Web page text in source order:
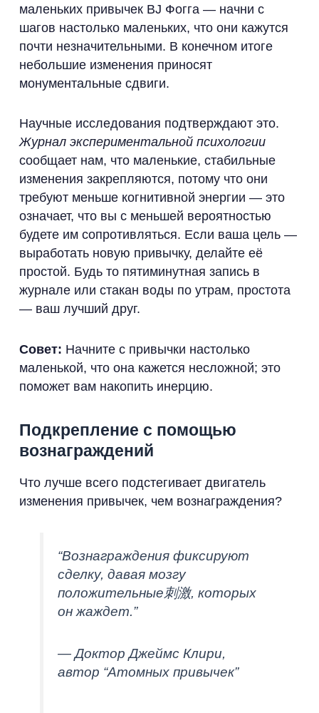
маленьких привычек BJ Фогга — начни с
шагов настолько маленьких, что они кажутся
почти незначительными. В конечном итоге
небольшие изменения приносят
монументальные сдвиги.
Научные исследования подтверждают это.
Журнал экспериментальной психологии
сообщает нам, что маленькие, стабильные
изменения закрепляются, потому что они
требуют меньше когнитивной энергии — это
означает, что вы с меньшей вероятностью
будете им сопротивляться. Если ваша цель —
выработать новую привычку, делайте её
простой. Будь то пятиминутная запись в
журнале или стакан воды по утрам, простота
— ваш лучший друг.
Совет: Начните с привычки настолько
маленькой, что она кажется несложной; это
поможет вам накопить инерцию.
Подкрепление с помощью
вознаграждений
Что лучше всего подстегивает двигатель
изменения привычек, чем вознаграждения?
“Вознаграждения фиксируют
сделку, давая мозгу
положительные刺激, которых
он жаждет.”
— Доктор Джеймс Клири,
автор “Атомных привычек”